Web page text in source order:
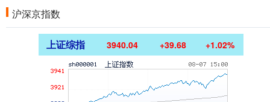
沪深京指数
上证综指 3940.04 +39.68 +1.02%